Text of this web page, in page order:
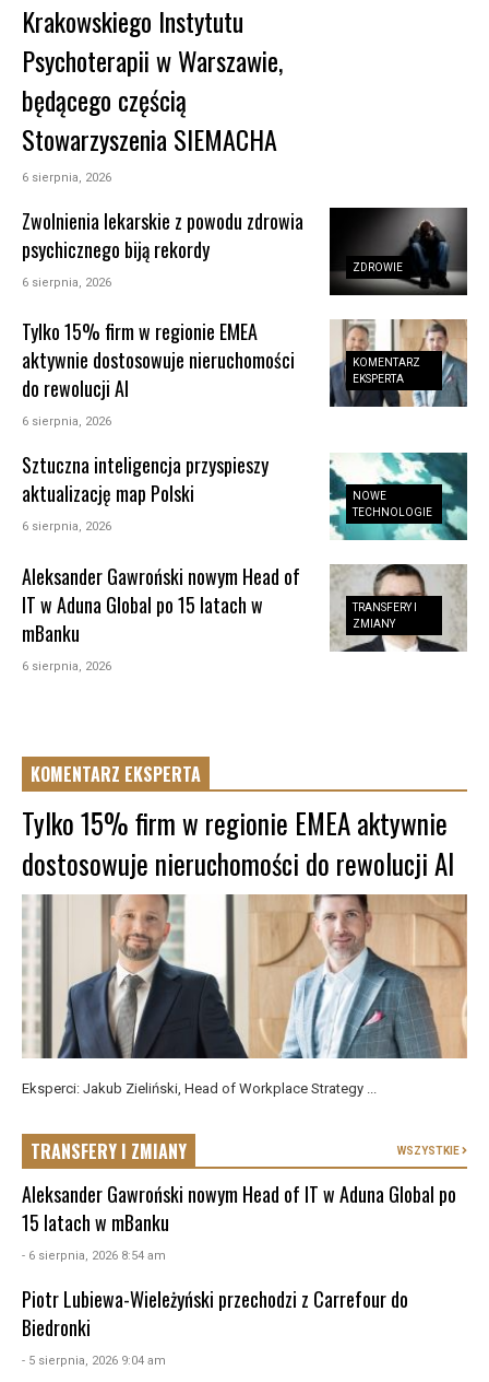
Krakowskiego Instytutu
Psychoterapii w Warszawie,
będącego częścią
Stowarzyszenia SIEMACHA
6 sierpnia, 2026
ZDROWIE
Zwolnienia lekarskie z powodu zdrowia
psychicznego biją rekordy
6 sierpnia, 2026
KOMENTARZ
EKSPERTA
Tylko 15% firm w regionie EMEA
aktywnie dostosowuje nieruchomości
do rewolucji AI
6 sierpnia, 2026
NOWE
TECHNOLOGIE
Sztuczna inteligencja przyspieszy
aktualizację map Polski
6 sierpnia, 2026
TRANSFERY I
ZMIANY
Aleksander Gawroński nowym Head of
IT w Aduna Global po 15 latach w
mBanku
6 sierpnia, 2026
KOMENTARZ EKSPERTA
Tylko 15% firm w regionie EMEA aktywnie
dostosowuje nieruchomości do rewolucji AI
Eksperci: Jakub Zieliński, Head of Workplace Strategy ...
TRANSFERY I ZMIANY WSZYSTKIE
Aleksander Gawroński nowym Head of IT w Aduna Global po
15 latach w mBanku
- 6 sierpnia, 2026 8:54 am
Piotr Lubiewa-Wieleżyński przechodzi z Carrefour do
Biedronki
- 5 sierpnia, 2026 9:04 am